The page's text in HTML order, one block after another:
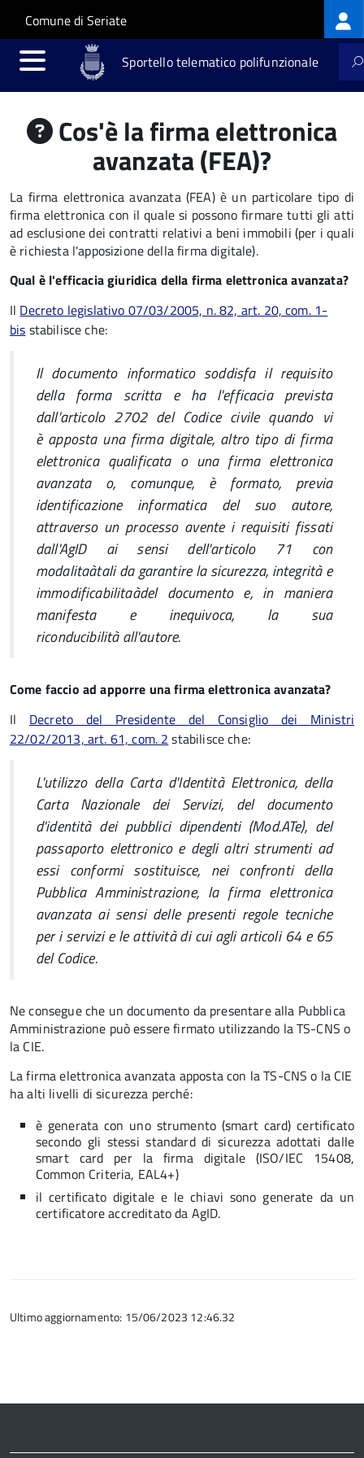
Salta al contenuto principale
Skip to site navigation
Comune di Seriate
Sportello telematico polifunzionale
Cos'è la firma elettronica
avanzata (FEA)?
La firma elettronica avanzata (FEA) è un particolare tipo di
firma elettronica con il quale si possono firmare tutti gli atti
ad esclusione dei contratti relativi a beni immobili (per i quali
è richiesta l'apposizione della firma digitale).
Qual è l'efficacia giuridica della firma elettronica avanzata?
Il Decreto legislativo 07/03/2005, n. 82, art. 20, com. 1-
bis stabilisce che:
Il documento informatico soddisfa il requisito
della forma scritta e ha l'efficacia prevista
dall'articolo 2702 del Codice civile quando vi
è apposta una firma digitale, altro tipo di firma
elettronica qualificata o una firma elettronica
avanzata o, comunque, è formato, previa
identificazione informatica del suo autore,
attraverso un processo avente i requisiti fissati
dall'AgID ai sensi dell'articolo 71 con
modalitaàtali da garantire la sicurezza, integrità e
immodificabilitaàdel documento e, in maniera
manifesta e inequivoca, la sua
riconducibilità all'autore.
Come faccio ad apporre una firma elettronica avanzata?
Il Decreto del Presidente del Consiglio dei Ministri
22/02/2013, art. 61, com. 2 stabilisce che:
L'utilizzo della Carta d'Identità Elettronica, della
Carta Nazionale dei Servizi, del documento
d'identità dei pubblici dipendenti (Mod.ATe), del
passaporto elettronico e degli altri strumenti ad
essi conformi sostituisce, nei confronti della
Pubblica Amministrazione, la firma elettronica
avanzata ai sensi delle presenti regole tecniche
per i servizi e le attività di cui agli articoli 64 e 65
del Codice.
Ne consegue che un documento da presentare alla Pubblica
Amministrazione può essere firmato utilizzando la TS-CNS o
la CIE.
La firma elettronica avanzata apposta con la TS-CNS o la CIE
ha alti livelli di sicurezza perché:
è generata con uno strumento (smart card) certificato
secondo gli stessi standard di sicurezza adottati dalle
smart card per la firma digitale (ISO/IEC 15408,
Common Criteria, EAL4+)
il certificato digitale e le chiavi sono generate da un
certificatore accreditato da AgID.
Ultimo aggiornamento: 15/06/2023 12:46.32